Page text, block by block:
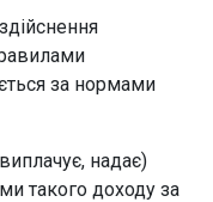
за нормами
надає)
такого доходу за